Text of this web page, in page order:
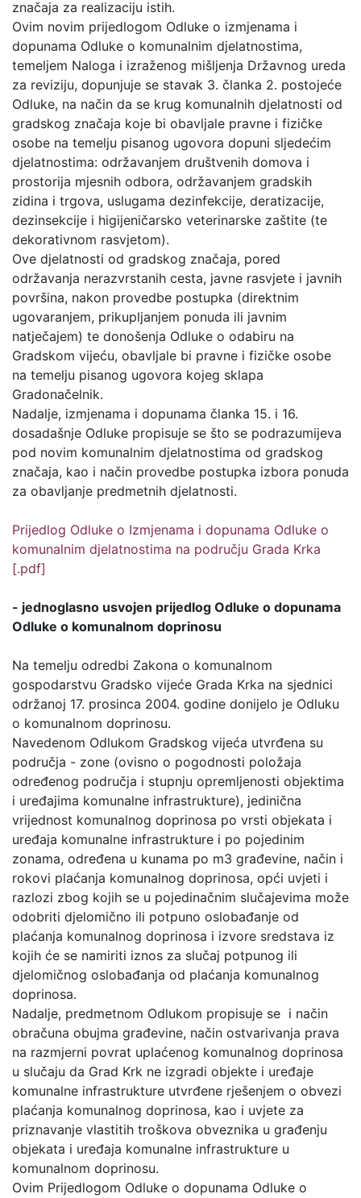
značaja za realizaciju istih.
Ovim novim prijedlogom Odluke o izmjenama i
dopunama Odluke o komunalnim djelatnostima,
temeljem Naloga i izraženog mišljenja Državnog ureda
za reviziju, dopunjuje se stavak 3. članka 2. postojeće
Odluke, na način da se krug komunalnih djelatnosti od
gradskog značaja koje bi obavljale pravne i fizičke
osobe na temelju pisanog ugovora dopuni sljedećim
djelatnostima: održavanjem društvenih domova i
prostorija mjesnih odbora, održavanjem gradskih
zidina i trgova, uslugama dezinfekcije, deratizacije,
dezinsekcije i higijeničarsko veterinarske zaštite (te
dekorativnom rasvjetom).
Ove djelatnosti od gradskog značaja, pored
održavanja nerazvrstanih cesta, javne rasvjete i javnih
površina, nakon provedbe postupka (direktnim
ugovaranjem, prikupljanjem ponuda ili javnim
natječajem) te donošenja Odluke o odabiru na
Gradskom vijeću, obavljale bi pravne i fizičke osobe
na temelju pisanog ugovora kojeg sklapa
Gradonačelnik.
Nadalje, izmjenama i dopunama članka 15. i 16.
dosadašnje Odluke propisuje se što se podrazumijeva
pod novim komunalnim djelatnostima od gradskog
značaja, kao i način provedbe postupka izbora ponuda
za obavljanje predmetnih djelatnosti.
Prijedlog Odluke o Izmjenama i dopunama Odluke o
komunalnim djelatnostima na području Grada Krka
[.pdf]
- jednoglasno usvojen prijedlog Odluke o dopunama
Odluke o komunalnom doprinosu
Na temelju odredbi Zakona o komunalnom
gospodarstvu Gradsko vijeće Grada Krka na sjednici
održanoj 17. prosinca 2004. godine donijelo je Odluku
o komunalnom doprinosu.
Navedenom Odlukom Gradskog vijeća utvrđena su
područja - zone (ovisno o pogodnosti položaja
određenog područja i stupnju opremljenosti objektima
i uređajima komunalne infrastrukture), jedinična
vrijednost komunalnog doprinosa po vrsti objekata i
uređaja komunalne infrastrukture i po pojedinim
zonama, određena u kunama po m3 građevine, način i
rokovi plaćanja komunalnog doprinosa, opći uvjeti i
razlozi zbog kojih se u pojedinačnim slučajevima može
odobriti djelomično ili potpuno oslobađanje od
plaćanja komunalnog doprinosa i izvore sredstava iz
kojih će se namiriti iznos za slučaj potpunog ili
djelomičnog oslobađanja od plaćanja komunalnog
doprinosa.
Nadalje, predmetnom Odlukom propisuje se i način
obračuna obujma građevine, način ostvarivanja prava
na razmjerni povrat uplaćenog komunalnog doprinosa
u slučaju da Grad Krk ne izgradi objekte i uređaje
komunalne infrastrukture utvrđene rješenjem o obvezi
plaćanja komunalnog doprinosa, kao i uvjete za
priznavanje vlastitih troškova obveznika u građenju
objekata i uređaja komunalne infrastrukture u
komunalnom doprinosu.
Ovim Prijedlogom Odluke o dopunama Odluke o